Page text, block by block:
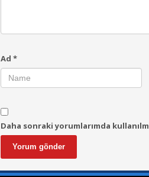
Ad*
Daha sonraki yorumlarımda